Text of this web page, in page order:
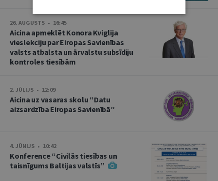
26. AUGUSTS • 16:45
Aicina apmeklēt Konora Kviglija
vieslekciju par Eiropas Savienības
valsts atbalsta un ārvalstu subsīdiju
kontroles tiesībām
2. JŪLIJS • 12:09
Aicina uz vasaras skolu “Datu
aizsardzība Eiropas Savienībā”
4. JŪNIJS • 10:42
Konference “Civilās tiesības un
taisnīgums Baltijas valstīs”